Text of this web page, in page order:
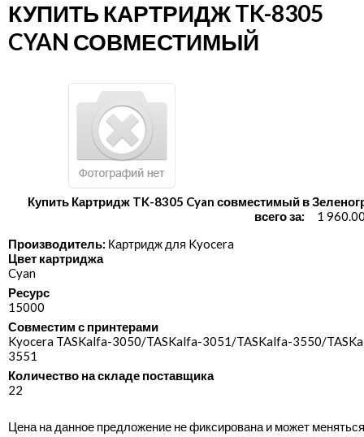
КУПИТЬ КАРТРИДЖ TK-8305
CYAN СОВМЕСТИМЫЙ
Купить Картридж TK-8305 Cyan совместимый в
всего за:
1
Производитель: Картридж для Kyocera
Цвет картриджа
Cyan
Ресурс
15000
Совместим с принтерами
Kyocera TASKalfa-3050/​TASKalfa-3051/​TASKalfa-3550/​
3551
Количество на складе поставщика
22
Цена на данное предложение не фиксирована и может